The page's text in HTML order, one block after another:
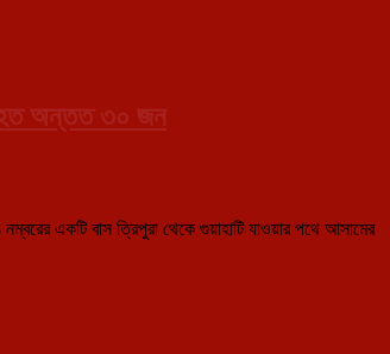
আহত অন্তত ৩০ জন
একটি বাস ত্রিপুরা থেকে গুয়াহাটি যাওয়ার পথে আসামের